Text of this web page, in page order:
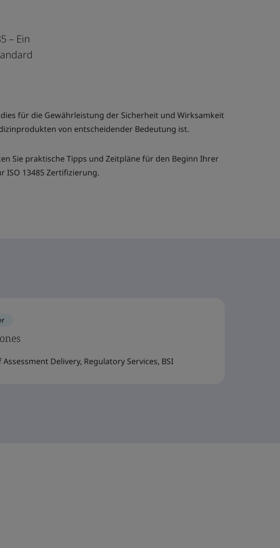
– Ein
für die Gewährleistung der Sicherheit und Wirksamkeit
von entscheidender Bedeutung ist.
Sie praktische Tipps und Zeitpläne für den Beginn Ihrer
ISO 13485 Zertifizierung.
Assessment Delivery, Regulatory Services, BSI